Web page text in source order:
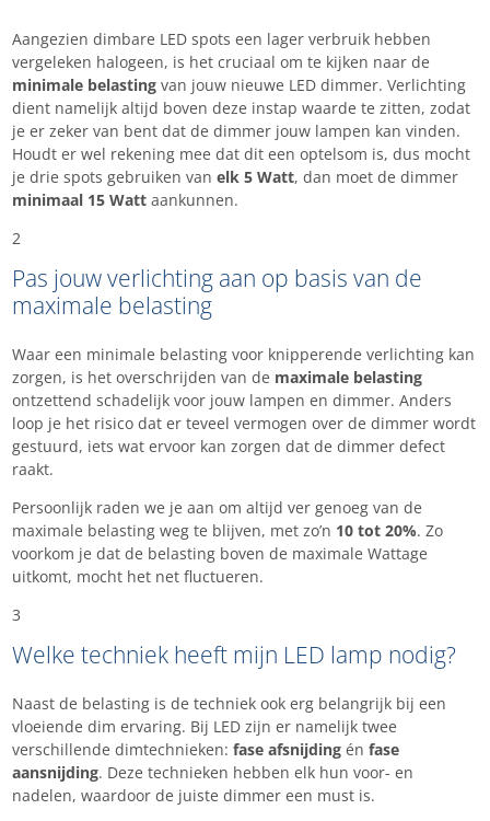
Aangezien dimbare LED spots een lager verbruik hebben
vergeleken halogeen, is het cruciaal om te kijken naar de
minimale belastingvan jouw nieuwe LED dimmer. Verlichting
dient namelijk altijd boven deze instap waarde te zitten, zodat
je er zeker van bent dat de dimmer jouw lampen kan vinden.
Houdt er wel rekening mee dat dit een optelsom is, dus mocht
je drie spots gebruiken van elk 5 Watt, dan moet de dimmer
minimaal 15 Wattaankunnen.
2
Pas jouw verlichting aan op basis van de
maximale belasting
Waar een minimale belasting voor knipperende verlichting kan
zorgen, is het overschrijden van de maximale belasting
ontzettend schadelijk voor jouw lampen en dimmer. Anders
loop je het risico dat er teveel vermogen over de dimmer wordt
gestuurd, iets wat ervoor kan zorgen dat de dimmer defect
raakt.
Persoonlijk raden we je aan om altijd ver genoeg van de
maximale belasting weg te blijven, met zo’n 10 tot 20%. Zo
voorkom je dat de belasting boven de maximale Wattage
uitkomt, mocht het net fluctueren.
3
Welke techniek heeft mijn LED lamp nodig?
Naast de belasting is de techniek ook erg belangrijk bij een
vloeiende dim ervaring. Bij LED zijn er namelijk twee
verschillende dimtechnieken: fase afsnijdingén fase
aansnijding. Deze technieken hebben elk hun voor- en
nadelen, waardoor de juiste dimmer een must is.